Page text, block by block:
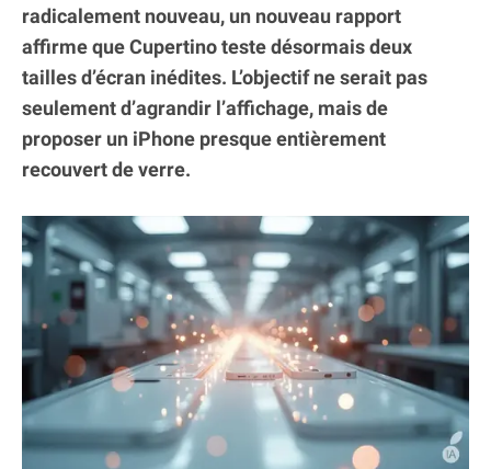
radicalement nouveau, un nouveau rapport
affirme que Cupertino teste désormais deux
tailles d’écran inédites. L’objectif ne serait pas
seulement d’agrandir l’affichage, mais de
proposer un iPhone presque entièrement
recouvert de verre.